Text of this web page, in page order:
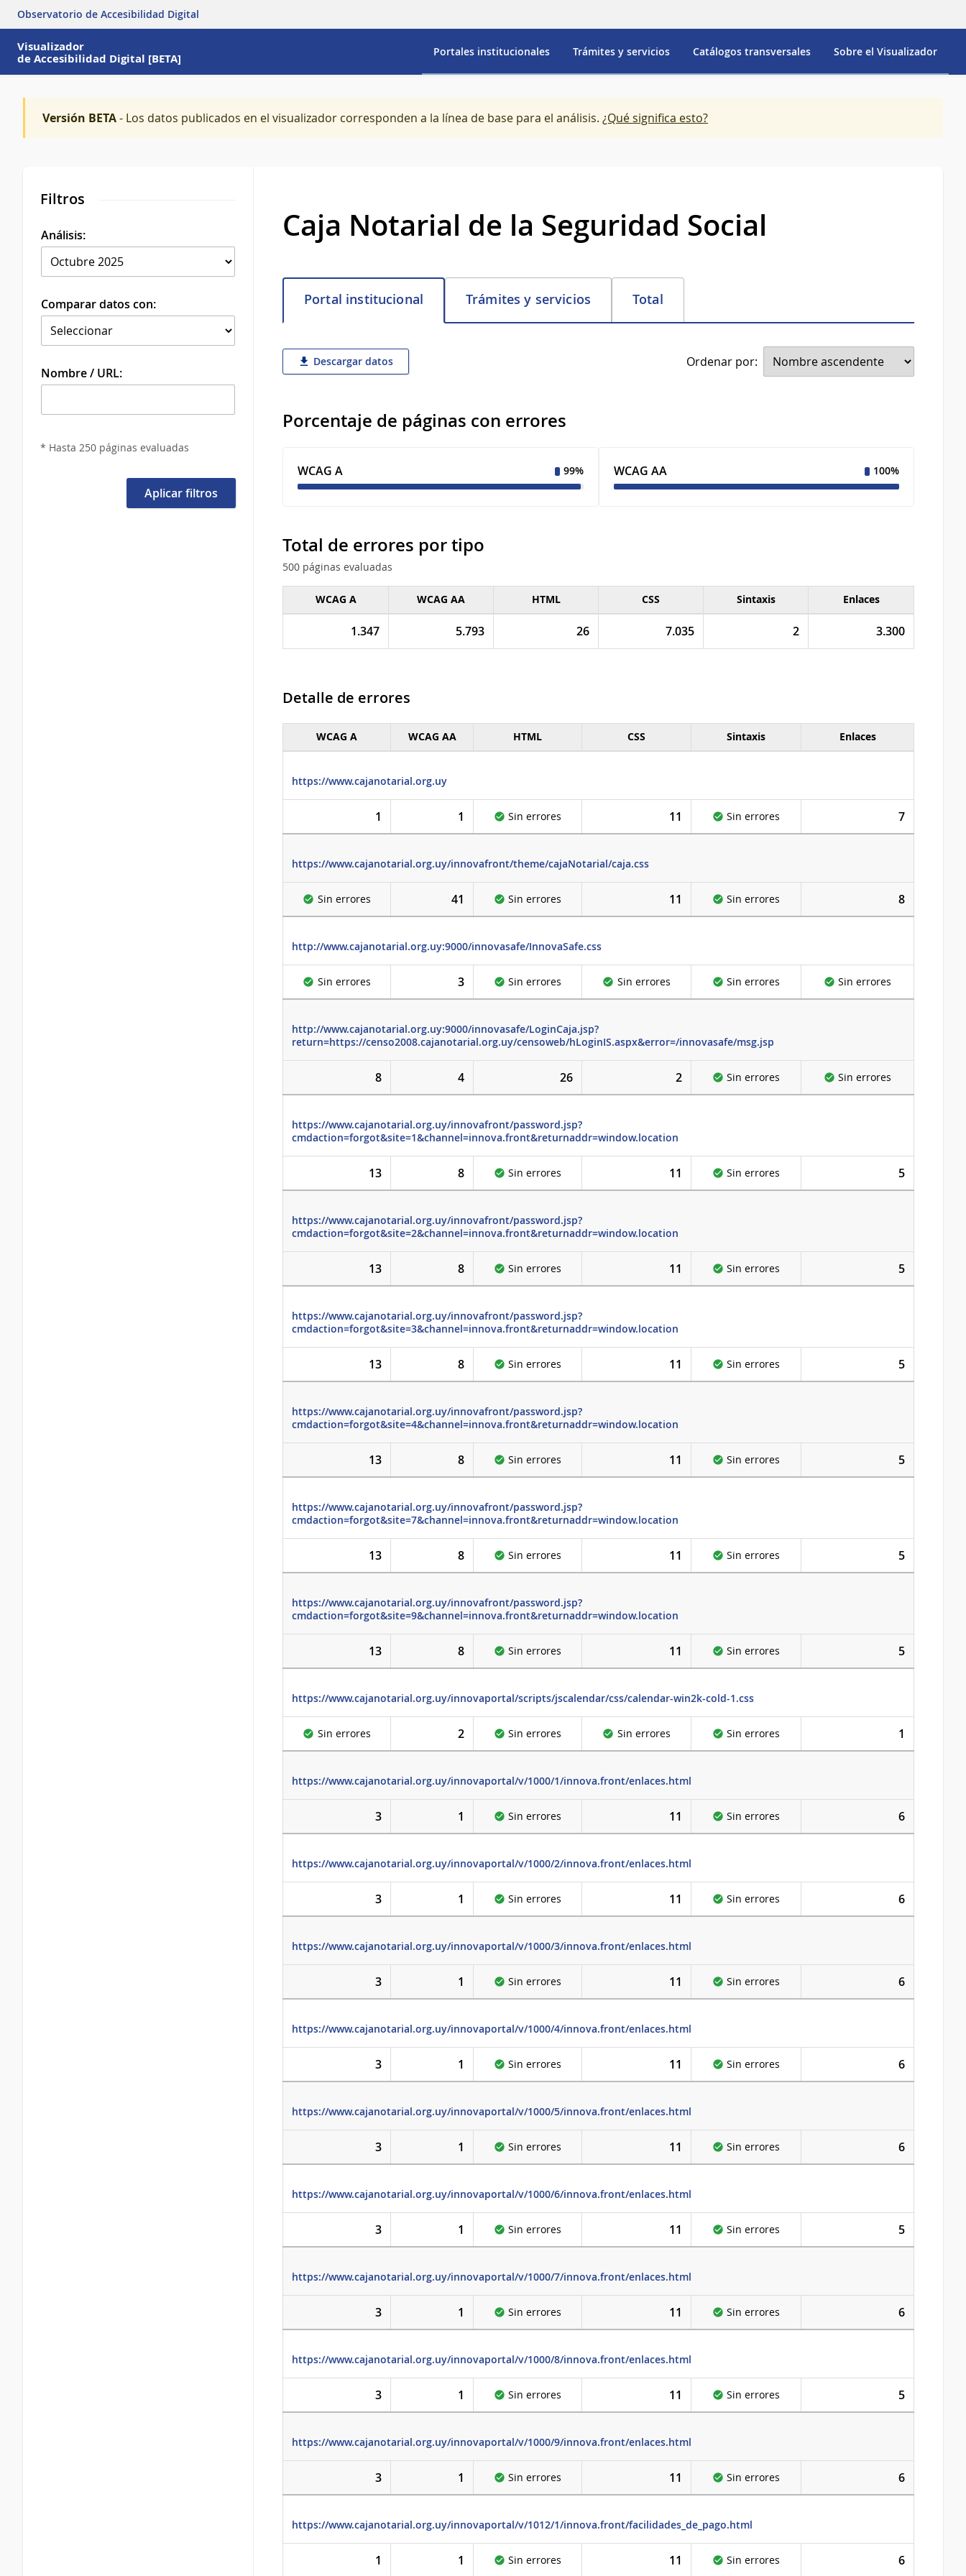
Observatorio de Accesibilidad Digital
Visualizador
de Accesibilidad Digital [BETA]
Portales institucionales Trámites y servicios Catálogos transversales Sobre el Visualizador
Versión BETA- Los datos publicados en el visualizador corresponden a la línea de base para el análisis. ¿Qué significa esto?
Filtros
Análisis:
Comparar datos con:
Nombre / URL:
* Hasta 250 páginas evaluadas
Aplicar filtros
Caja Notarial de la Seguridad Social
Portal institucional Trámites y servicios Total
Descargar datos Ordenar por:
Porcentaje de páginas con errores
WCAG A 99% WCAG AA 100%
Total de errores por tipo
500 páginas evaluadas
WCAG A WCAG AA HTML CSS Sintaxis Enlaces
1.347 5.793 26 7.035 2 3.300
Detalle de errores
WCAG A WCAG AA HTML CSS Sintaxis Enlaces
https://www.cajanotarial.org.uy
1 1 Sin errores 11 Sin errores 7
https://www.cajanotarial.org.uy/innovafront/theme/cajaNotarial/caja.css
Sin errores 41 Sin errores 11 Sin errores 8
http://www.cajanotarial.org.uy:9000/innovasafe/InnovaSafe.css
Sin errores 3 Sin errores Sin errores Sin errores Sin errores
http://www.cajanotarial.org.uy:9000/innovasafe/LoginCaja.jsp?
return=https://censo2008.cajanotarial.org.uy/censoweb/hLoginIS.aspx&error=/innovasafe/msg.jsp
8 4 26 2 Sin errores Sin errores
https://www.cajanotarial.org.uy/innovafront/password.jsp?
cmdaction=forgot&site=1&channel=innova.front&returnaddr=window.location
13 8 Sin errores 11 Sin errores 5
https://www.cajanotarial.org.uy/innovafront/password.jsp?
cmdaction=forgot&site=2&channel=innova.front&returnaddr=window.location
13 8 Sin errores 11 Sin errores 5
https://www.cajanotarial.org.uy/innovafront/password.jsp?
cmdaction=forgot&site=3&channel=innova.front&returnaddr=window.location
13 8 Sin errores 11 Sin errores 5
https://www.cajanotarial.org.uy/innovafront/password.jsp?
cmdaction=forgot&site=4&channel=innova.front&returnaddr=window.location
13 8 Sin errores 11 Sin errores 5
https://www.cajanotarial.org.uy/innovafront/password.jsp?
cmdaction=forgot&site=7&channel=innova.front&returnaddr=window.location
13 8 Sin errores 11 Sin errores 5
https://www.cajanotarial.org.uy/innovafront/password.jsp?
cmdaction=forgot&site=9&channel=innova.front&returnaddr=window.location
13 8 Sin errores 11 Sin errores 5
https://www.cajanotarial.org.uy/innovaportal/scripts/jscalendar/css/calendar-win2k-cold-1.css
Sin errores 2 Sin errores Sin errores Sin errores 1
https://www.cajanotarial.org.uy/innovaportal/v/1000/1/innova.front/enlaces.html
3 1 Sin errores 11 Sin errores 6
https://www.cajanotarial.org.uy/innovaportal/v/1000/2/innova.front/enlaces.html
3 1 Sin errores 11 Sin errores 6
https://www.cajanotarial.org.uy/innovaportal/v/1000/3/innova.front/enlaces.html
3 1 Sin errores 11 Sin errores 6
https://www.cajanotarial.org.uy/innovaportal/v/1000/4/innova.front/enlaces.html
3 1 Sin errores 11 Sin errores 6
https://www.cajanotarial.org.uy/innovaportal/v/1000/5/innova.front/enlaces.html
3 1 Sin errores 11 Sin errores 6
https://www.cajanotarial.org.uy/innovaportal/v/1000/6/innova.front/enlaces.html
3 1 Sin errores 11 Sin errores 5
https://www.cajanotarial.org.uy/innovaportal/v/1000/7/innova.front/enlaces.html
3 1 Sin errores 11 Sin errores 6
https://www.cajanotarial.org.uy/innovaportal/v/1000/8/innova.front/enlaces.html
3 1 Sin errores 11 Sin errores 5
https://www.cajanotarial.org.uy/innovaportal/v/1000/9/innova.front/enlaces.html
3 1 Sin errores 11 Sin errores 6
https://www.cajanotarial.org.uy/innovaportal/v/1012/1/innova.front/facilidades_de_pago.html
1 1 Sin errores 11 Sin errores 6